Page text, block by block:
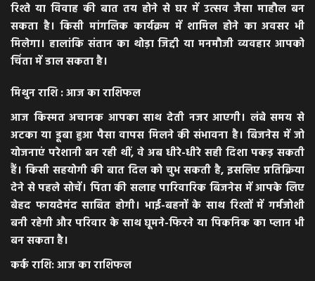
रिश्ते या विवाह की बात तय होने से घर में उत्सव जैसा माहौल बन
सकता है। किसी मांगलिक कार्यक्रम में शामिल होने का अवसर भी
मिलेगा। हालांकि संतान का थोड़ा जिद्दी या मनमौजी व्यवहार आपको
चिंता में डाल सकता है।
मिथुन राशि : आज का राशिफल
आज किस्मत अचानक आपका साथ देती नजर आएगी। लंबे समय से
अटका या डूबा हुआ पैसा वापस मिलने की संभावना है। बिजनेस में जो
योजनाएं परेशानी बन रही थीं, वे अब धीरे-धीरे सही दिशा पकड़ सकती
हैं। किसी सहयोगी की बात दिल को चुभ सकती है, इसलिए प्रतिक्रिया
देने से पहले सोचें। पिता की सलाह पारिवारिक बिजनेस में आपके लिए
बेहद फायदेमंद साबित होगी। भाई-बहनों के साथ रिश्तों में गर्मजोशी
बनी रहेगी और परिवार के साथ घूमने-फिरने या पिकनिक का प्लान भी
बन सकता है।
कर्क राशि: आज का राशिफल